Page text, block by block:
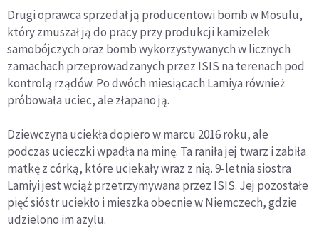
Drugi oprawca sprzedał ją producentowi bomb w Mosulu,
który zmuszał ją do pracy przy produkcji kamizelek
samobójczych oraz bomb wykorzystywanych w licznych
zamachach przeprowadzanych przez ISIS na terenach pod
kontrolą rządów. Po dwóch miesiącach Lamiya również
próbowała uciec, ale złapano ją.
Dziewczyna uciekła dopiero w marcu 2016 roku, ale
podczas ucieczki wpadła na minę. Ta raniła jej twarz i zabiła
matkę z córką, które uciekały wraz z nią. 9-letnia siostra
Lamiyi jest wciąż przetrzymywana przez ISIS. Jej pozostałe
pięć sióstr uciekło i mieszka obecnie w Niemczech, gdzie
udzielono im azylu.